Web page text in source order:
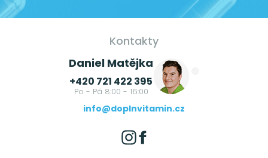
Kontakty
Daniel Matějka
+420 721 422 395
Po - Pá 8:00 - 16:00
info@doplnvitamin.cz